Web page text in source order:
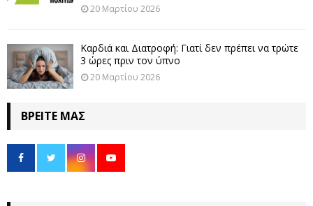
20 Μαρτίου 2026
Καρδιά και Διατροφή: Γιατί δεν πρέπει να τρώτε
3 ώρες πριν τον ύπνο
20 Μαρτίου 2026
ΒΡΕΊΤΕ ΜΑΣ